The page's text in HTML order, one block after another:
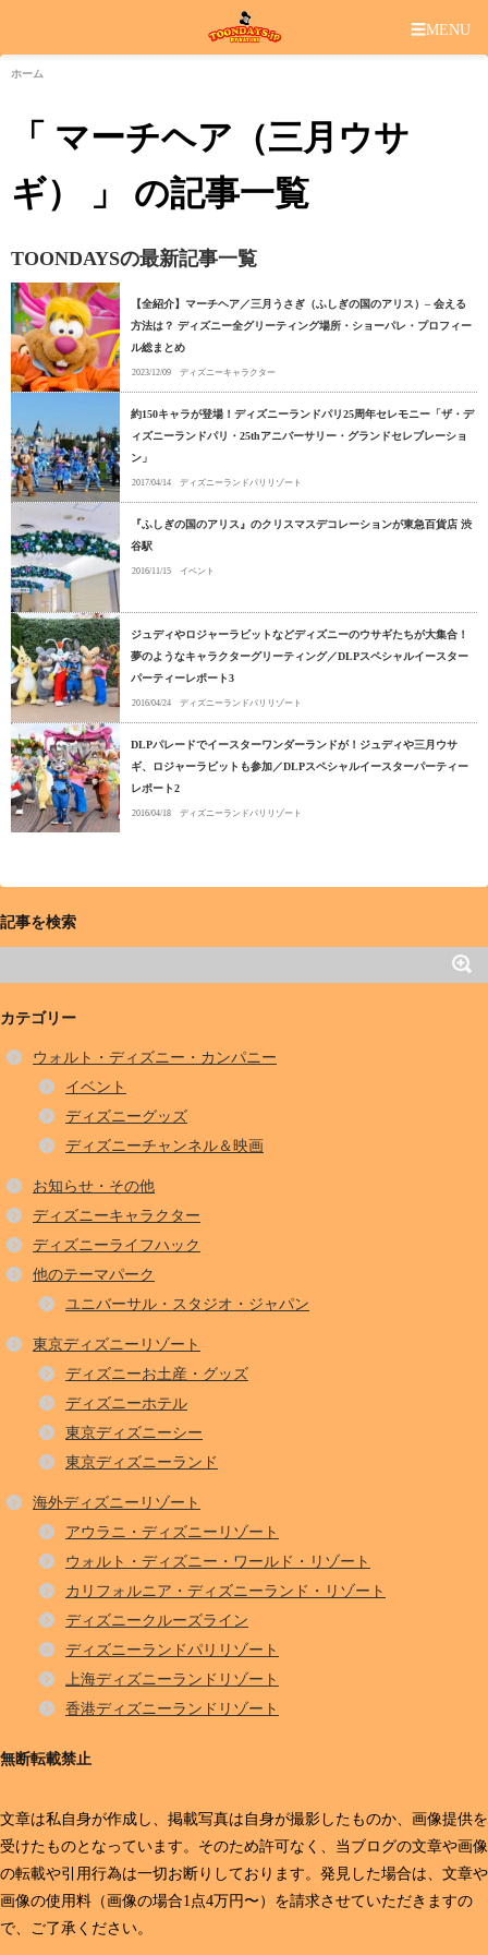
☰MENU
ホーム
「 マーチヘア（三月ウサ
ギ） 」 の記事一覧
TOONDAYSの最新記事一覧
【全紹介】マーチヘア／三月うさぎ（ふしぎの国のアリス）– 会える
方法は？ ディズニー全グリーティング場所・ショーパレ・プロフィー
ル総まとめ
2023/12/09 ディズニーキャラクター
約150キャラが登場！ディズニーランドパリ25周年セレモニー「ザ・デ
ィズニーランドパリ・25thアニバーサリー・グランドセレブレーショ
ン」
2017/04/14 ディズニーランドパリリゾート
『ふしぎの国のアリス』のクリスマスデコレーションが東急百貨店 渋
谷駅
2016/11/15 イベント
ジュディやロジャーラビットなどディズニーのウサギたちが大集合！
夢のようなキャラクターグリーティング／DLPスペシャルイースター
パーティーレポート3
2016/04/24 ディズニーランドパリリゾート
DLPパレードでイースターワンダーランドが！ジュディや三月ウサ
ギ、ロジャーラビットも参加／DLPスペシャルイースターパーティー
レポート2
2016/04/18 ディズニーランドパリリゾート
記事を検索
カテゴリー
ウォルト・ディズニー・カンパニー
イベント
ディズニーグッズ
ディズニーチャンネル＆映画
お知らせ・その他
ディズニーキャラクター
ディズニーライフハック
他のテーマパーク
ユニバーサル・スタジオ・ジャパン
東京ディズニーリゾート
ディズニーお土産・グッズ
ディズニーホテル
東京ディズニーシー
東京ディズニーランド
海外ディズニーリゾート
アウラニ・ディズニーリゾート
ウォルト・ディズニー・ワールド・リゾート
カリフォルニア・ディズニーランド・リゾート
ディズニークルーズライン
ディズニーランドパリリゾート
上海ディズニーランドリゾート
香港ディズニーランドリゾート
無断転載禁止
文章は私自身が作成し、掲載写真は自身が撮影したものか、画像提供を
受けたものとなっています。そのため許可なく、当ブログの文章や画像
の転載や引用行為は一切お断りしております。発見した場合は、文章や
画像の使用料（画像の場合1点4万円〜）を請求させていただきますの
で、ご了承ください。